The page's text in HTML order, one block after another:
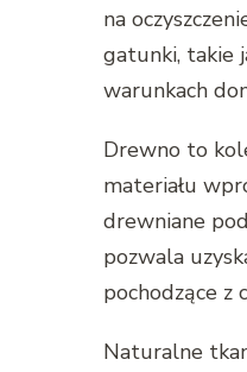
na
gatunki, takie
warunkach
Drewno to
materiału
drewniane
pozwala
pochodzące z
Naturalne